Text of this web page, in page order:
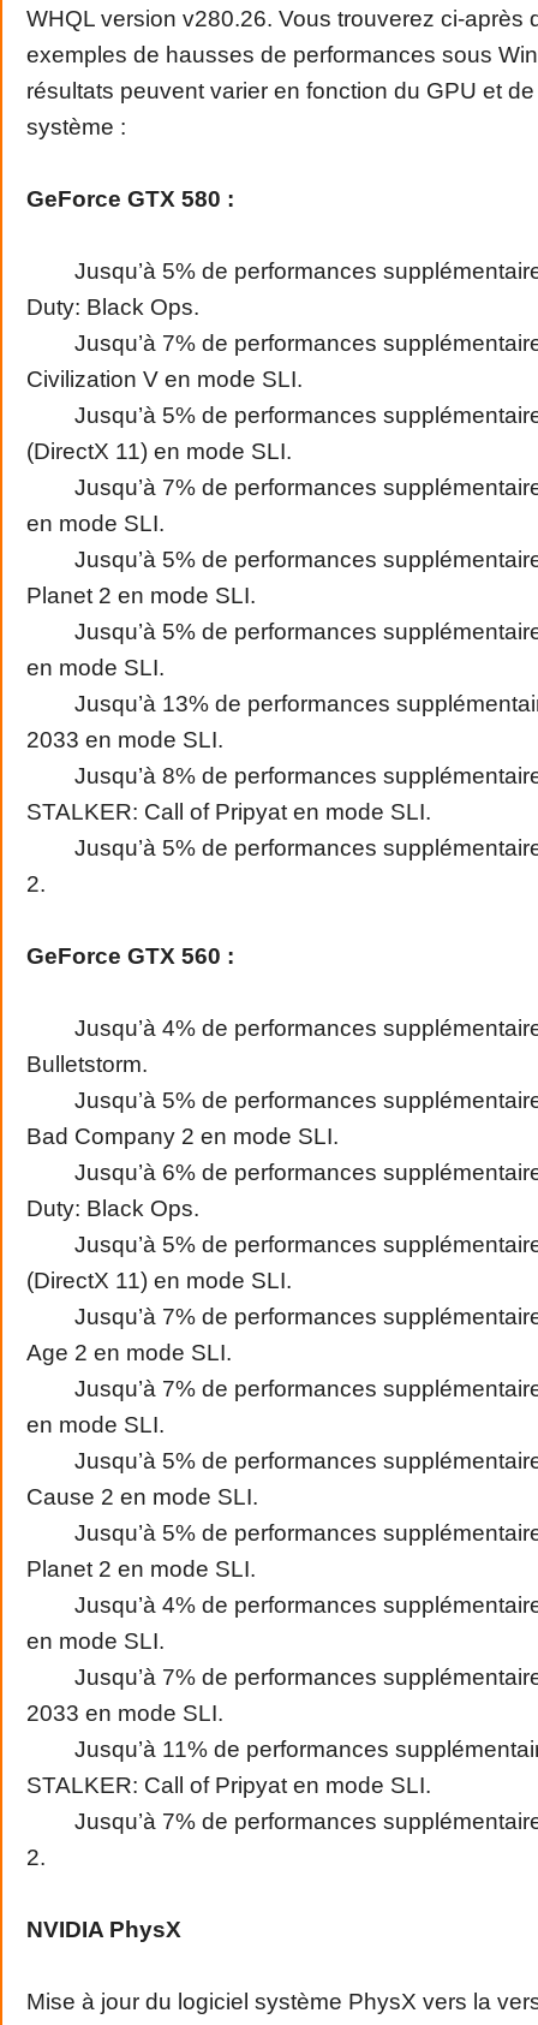
WHQL version v280.26. Vous trouverez ci-après
exemples de hausses de performances sous
résultats peuvent varier en fonction du GPU et
système :
GeForce GTX 580 :
Jusqu’à 5% de performances
Duty: Black Ops.
Jusqu’à 7% de performances
Civilization V en mode SLI.
Jusqu’à 5% de performances
(DirectX 11) en mode SLI.
Jusqu’à 7% de performances
en mode SLI.
Jusqu’à 5% de performances
Planet 2 en mode SLI.
Jusqu’à 5% de performances
en mode SLI.
Jusqu’à 13% de performances
2033 en mode SLI.
Jusqu’à 8% de performances
STALKER: Call of Pripyat en mode SLI.
Jusqu’à 5% de performances
2.
GeForce GTX 560 :
Jusqu’à 4% de performances
Bulletstorm.
Jusqu’à 5% de performances
Bad Company 2 en mode SLI.
Jusqu’à 6% de performances
Duty: Black Ops.
Jusqu’à 5% de performances
(DirectX 11) en mode SLI.
Jusqu’à 7% de performances
Age 2 en mode SLI.
Jusqu’à 7% de performances
en mode SLI.
Jusqu’à 5% de performances
Cause 2 en mode SLI.
Jusqu’à 5% de performances
Planet 2 en mode SLI.
Jusqu’à 4% de performances
en mode SLI.
Jusqu’à 7% de performances
2033 en mode SLI.
Jusqu’à 11% de performances
STALKER: Call of Pripyat en mode SLI.
Jusqu’à 7% de performances
2.
NVIDIA PhysX
Mise à jour du logiciel système PhysX vers la